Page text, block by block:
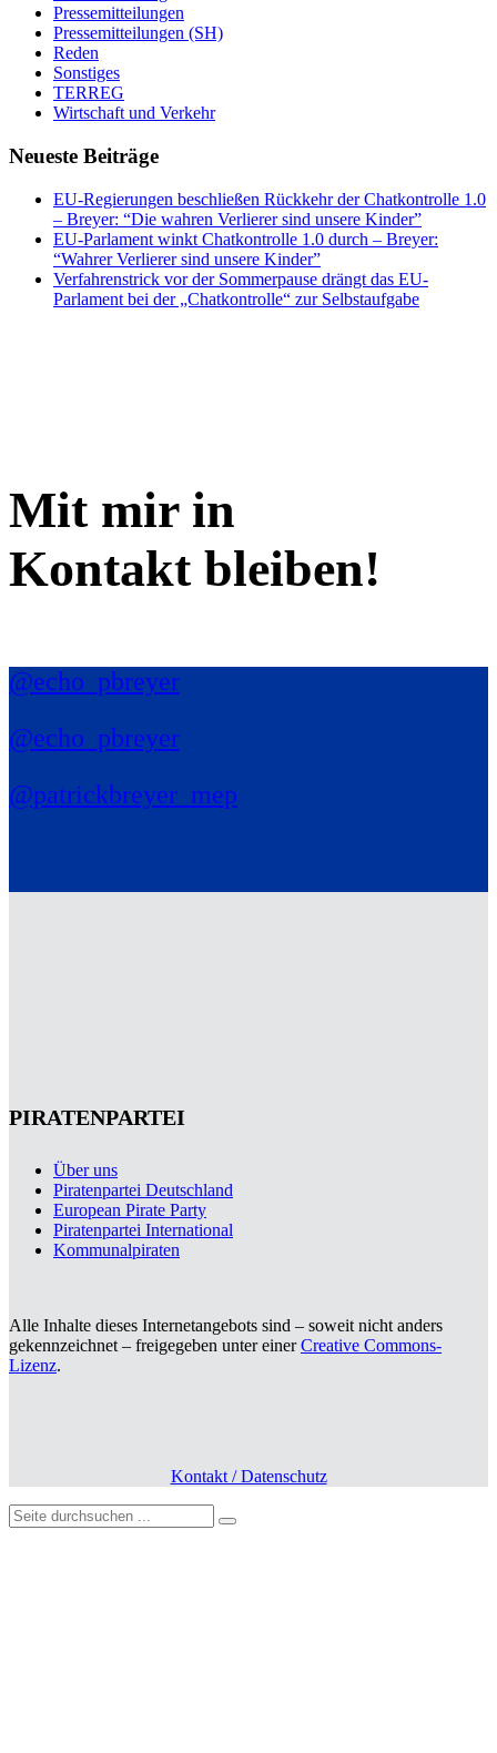
Pressemitteilungen
Pressemitteilungen (SH)
Reden
Sonstiges
TERREG
Wirtschaft und Verkehr
Neueste Beiträge
EU-Regierungen beschließen Rückkehr der Chatkontrolle 1.0
– Breyer: “Die wahren Verlierer sind unsere Kinder”
EU-Parlament winkt Chatkontrolle 1.0 durch – Breyer:
“Wahrer Verlierer sind unsere Kinder”
Verfahrenstrick vor der Sommerpause drängt das EU-
Parlament bei der „Chatkontrolle“ zur Selbstaufgabe
Mit mir in
Kontakt bleiben!
@echo_pbreyer
@echo_pbreyer
@patrickbreyer_mep
PIRATENPARTEI
Über uns
Piratenpartei Deutschland
European Pirate Party
Piratenpartei International
Kommunalpiraten
Alle Inhalte dieses Internetangebots sind – soweit nicht anders
gekennzeichnet – freigegeben unter einerCreative Commons-
Lizenz.
Kontakt / Datenschutz